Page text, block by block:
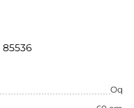
85536
Oq